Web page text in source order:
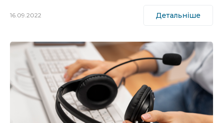
16.09.2022 Детальніше